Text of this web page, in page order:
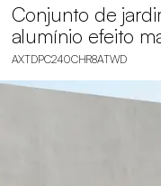
Conjunto de
alumínio efeito
AXTDPC240CHR8ATWD